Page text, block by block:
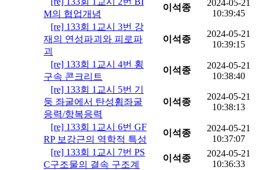
M의 협업개념
이석종
2024-05-21
10:39:45
[re] 133회 1교시 3번 강
재의 연성파괴와 피로파
괴
이석종
2024-05-21
10:39:15
[re] 133회 1교시 4번 횡
구속 콘크리트
이석종
2024-05-21
10:38:40
[re] 133회 1교시 5번 기
둥 좌굴에서 탄성휨좌굴
응력/항복응력
이석종
2024-05-21
10:38:13
[re] 133회 1교시 6번 GF
RP 보강근의 역학적 특성
이석종
2024-05-21
10:37:07
[re] 133회 1교시 7번 PS
C구조물의 결속 구조계
이석종
2024-05-21
10:36:33